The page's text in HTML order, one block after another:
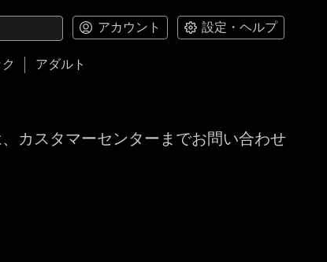
アカウント 設定・ヘルプ
アダルト
カスタマーセンターまでお問い合わせ